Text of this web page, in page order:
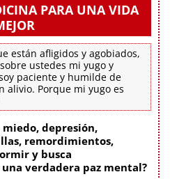
PARA UNA VIDA
están afligidos y agobiados,
ustedes mi yugo y
paciente y humilde de
alivio. Porque mi yugo es
miedo, depresión,
remordimientos,
y busca
verdadera paz mental?